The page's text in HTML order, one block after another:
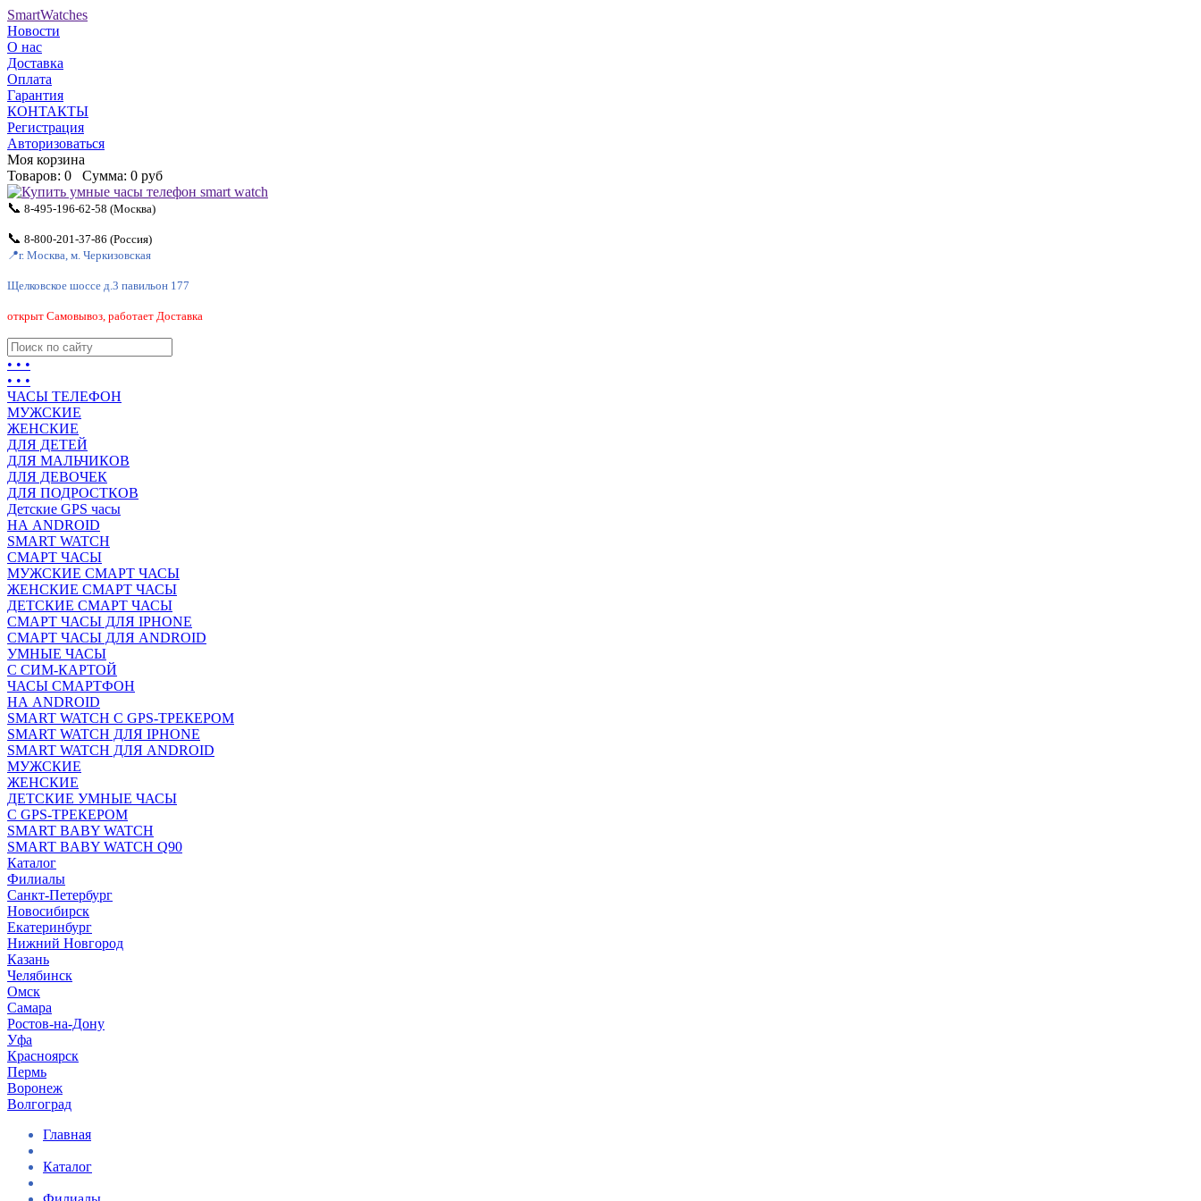
SmartWatches
Новости
О нас
Доставка
Оплата
Гарантия
КОНТАКТЫ
Регистрация
Авторизоваться
Моя корзина
Товаров: 0 Сумма: 0 руб
📞 8-495-196-62-58 (Москва)
📞 8-800-201-37-86 (Россия)
📍г. Москва, м. Черкизовская
Щелковское шоссе д.3 павильон 177
открыт Самовывоз, работает Доставка
• • •
• • •
ЧАСЫ ТЕЛЕФОН
МУЖСКИЕ
ЖЕНСКИЕ
ДЛЯ ДЕТЕЙ
ДЛЯ МАЛЬЧИКОВ
ДЛЯ ДЕВОЧЕК
ДЛЯ ПОДРОСТКОВ
Детские GPS часы
НА ANDROID
SMART WATCH
СМАРТ ЧАСЫ
МУЖСКИЕ СМАРТ ЧАСЫ
ЖЕНСКИЕ СМАРТ ЧАСЫ
ДЕТСКИЕ СМАРТ ЧАСЫ
СМАРТ ЧАСЫ ДЛЯ IPHONE
СМАРТ ЧАСЫ ДЛЯ ANDROID
УМНЫЕ ЧАСЫ
С СИМ-КАРТОЙ
ЧАСЫ СМАРТФОН
НА ANDROID
SMART WATCH С GPS-ТРЕКЕРОМ
SMART WATCH ДЛЯ IPHONE
SMART WATCH ДЛЯ ANDROID
МУЖСКИЕ
ЖЕНСКИЕ
ДЕТСКИЕ УМНЫЕ ЧАСЫ
С GPS-ТРЕКЕРОМ
SMART BABY WATCH
SMART BABY WATCH Q90
Каталог
Филиалы
Санкт-Петербург
Новосибирск
Екатеринбург
Нижний Новгород
Казань
Челябинск
Омск
Самара
Ростов-на-Дону
Уфа
Красноярск
Пермь
Воронеж
Волгоград
Главная
Каталог